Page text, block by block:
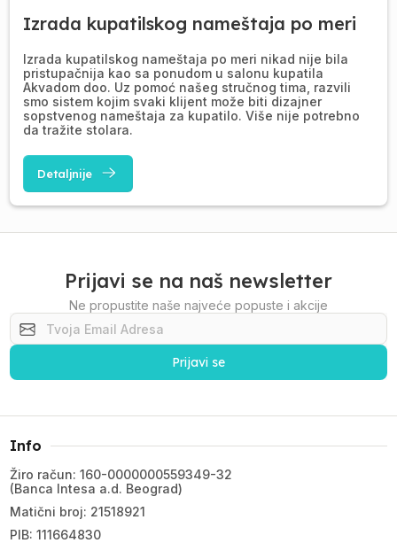
Izrada kupatilskog nameštaja po meri
Izrada kupatilskog nameštaja po meri nikad nije bila
pristupačnija kao sa ponudom u salonu kupatila
Akvadom doo. Uz pomoć našeg stručnog tima, razvili
smo sistem kojim svaki klijent može biti dizajner
sopstvenog nameštaja za kupatilo. Više nije potrebno
da tražite stolara.
Detaljnije
Prijavi se na naš newsletter
Ne propustite naše najveće popuste i akcije
Prijavi se
Info
Žiro račun: 160-0000000559349-32
(Banca Intesa a.d. Beograd)
Matični broj: 21518921
PIB: 111664830